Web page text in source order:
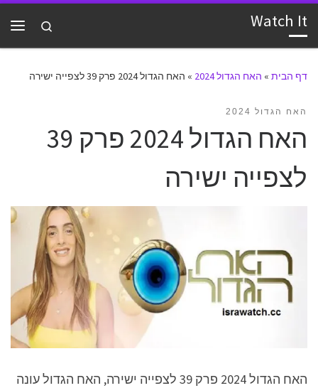
דלג לתוכן Watch It
Search
דף הבית » האח הגדול 2024 » האח הגדול 2024 פרק 39 לצפייה ישירה
האח הגדול 2024
האח הגדול 2024 פרק 39
לצפייה ישירה
האח הגדול 2024 פרק 39 לצפייה ישירה, האח הגדול עונה